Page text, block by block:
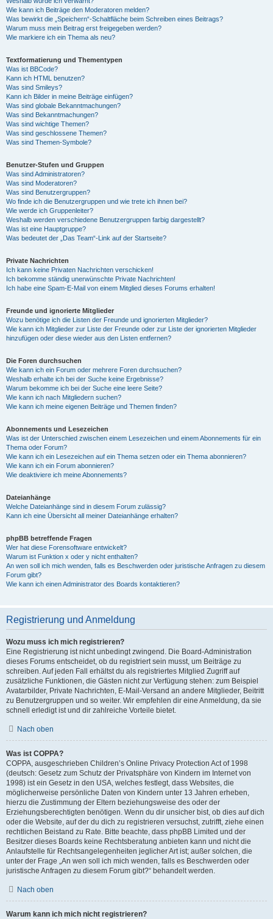
Wie kann ich Beiträge den Moderatoren melden?
Was bewirkt die „Speichern“-Schaltfläche beim Schreiben eines Beitrags?
Warum muss mein Beitrag erst freigegeben werden?
Wie markiere ich ein Thema als neu?
Textformatierung und Thementypen
Was ist BBCode?
Kann ich HTML benutzen?
Was sind Smileys?
Kann ich Bilder in meine Beiträge einfügen?
Was sind globale Bekanntmachungen?
Was sind Bekanntmachungen?
Was sind wichtige Themen?
Was sind geschlossene Themen?
Was sind Themen-Symbole?
Benutzer-Stufen und Gruppen
Was sind Administratoren?
Was sind Moderatoren?
Was sind Benutzergruppen?
Wo finde ich die Benutzergruppen und wie trete ich ihnen bei?
Wie werde ich Gruppenleiter?
Weshalb werden verschiedene Benutzergruppen farbig dargestellt?
Was ist eine Hauptgruppe?
Was bedeutet der „Das Team“-Link auf der Startseite?
Private Nachrichten
Ich kann keine Privaten Nachrichten verschicken!
Ich bekomme ständig unerwünschte Private Nachrichten!
Ich habe eine Spam-E-Mail von einem Mitglied dieses Forums erhalten!
Freunde und ignorierte Mitglieder
Wozu benötige ich die Listen der Freunde und ignorierten Mitglieder?
Wie kann ich Mitglieder zur Liste der Freunde oder zur Liste der ignorierten Mitglieder
hinzufügen oder diese wieder aus den Listen entfernen?
Die Foren durchsuchen
Wie kann ich ein Forum oder mehrere Foren durchsuchen?
Weshalb erhalte ich bei der Suche keine Ergebnisse?
Warum bekomme ich bei der Suche eine leere Seite?
Wie kann ich nach Mitgliedern suchen?
Wie kann ich meine eigenen Beiträge und Themen finden?
Abonnements und Lesezeichen
Was ist der Unterschied zwischen einem Lesezeichen und einem Abonnements für ein
Thema oder Forum?
Wie kann ich ein Lesezeichen auf ein Thema setzen oder ein Thema abonnieren?
Wie kann ich ein Forum abonnieren?
Wie deaktiviere ich meine Abonnements?
Dateianhänge
Welche Dateianhänge sind in diesem Forum zulässig?
Kann ich eine Übersicht all meiner Dateianhänge erhalten?
phpBB betreffende Fragen
Wer hat diese Forensoftware entwickelt?
Warum ist Funktion x oder y nicht enthalten?
An wen soll ich mich wenden, falls es Beschwerden oder juristische Anfragen zu diesem
Forum gibt?
Wie kann ich einen Administrator des Boards kontaktieren?
Registrierung und Anmeldung
Wozu muss ich mich registrieren?
Eine Registrierung ist nicht unbedingt zwingend. Die Board-Administration
dieses Forums entscheidet, ob du registriert sein musst, um Beiträge zu
schreiben. Auf jeden Fall erhältst du als registriertes Mitglied Zugriff auf
zusätzliche Funktionen, die Gästen nicht zur Verfügung stehen: zum Beispiel
Avatarbilder, Private Nachrichten, E-Mail-Versand an andere Mitglieder, Beitritt
zu Benutzergruppen und so weiter. Wir empfehlen dir eine Anmeldung, da sie
schnell erledigt ist und dir zahlreiche Vorteile bietet.
Nach oben
Was ist COPPA?
COPPA, ausgeschrieben Children’s Online Privacy Protection Act of 1998
(deutsch: Gesetz zum Schutz der Privatsphäre von Kindern im Internet von
1998) ist ein Gesetz in den USA, welches festlegt, dass Websites, die
möglicherweise persönliche Daten von Kindern unter 13 Jahren erheben,
hierzu die Zustimmung der Eltern beziehungsweise des oder der
Erziehungsberechtigten benötigen. Wenn du dir unsicher bist, ob dies auf dich
oder die Website, auf der du dich zu registrieren versuchst, zutrifft, ziehe einen
rechtlichen Beistand zu Rate. Bitte beachte, dass phpBB Limited und der
Besitzer dieses Boards keine Rechtsberatung anbieten kann und nicht die
Anlaufstelle für Rechtsangelegenheiten jeglicher Art ist; außer solchen, die
unter der Frage „An wen soll ich mich wenden, falls es Beschwerden oder
juristische Anfragen zu diesem Forum gibt?“ behandelt werden.
Nach oben
Warum kann ich mich nicht registrieren?